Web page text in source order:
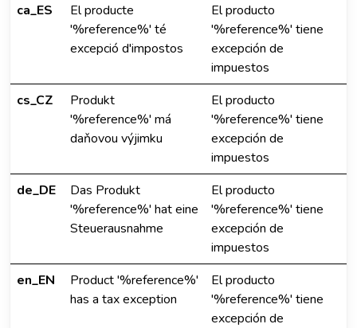
ca_ES
El producte
'%reference%' té
excepció d'impostos
El producto
'%reference%' tiene
excepción de
impuestos
cs_CZ
Produkt
'%reference%' má
daňovou výjimku
El producto
'%reference%' tiene
excepción de
impuestos
de_DE
Das Produkt
'%reference%' hat eine
Steuerausnahme
El producto
'%reference%' tiene
excepción de
impuestos
en_EN
Product '%reference%'
has a tax exception
El producto
'%reference%' tiene
excepción de